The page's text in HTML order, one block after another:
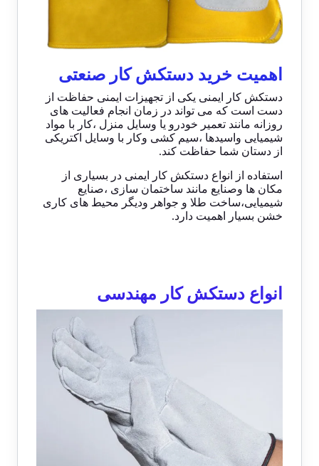
اهمیت خرید دستکش کار صنعتی
دستکش کار ایمنی یکی از تجهیزات ایمنی حفاظت از
دست است که می تواند در زمان انجام فعالیت های
روزانه مانند تعمیر خودرو یا وسایل منزل ،کار با مواد
شیمیایی واسیدها ،سیم کشی وکار با وسایل اکتریکی
از دستان شما حفاظت کند.
استفاده از انواع دستکش کار ایمنی در بسیاری از
مکان ها وصنایع مانند ساختمان سازی ،صنایع
شیمیایی،ساخت طلا و جواهر ودیگر محیط های کاری
خشن بسیار اهمیت دارد.
انواع دستکش کار مهندسی